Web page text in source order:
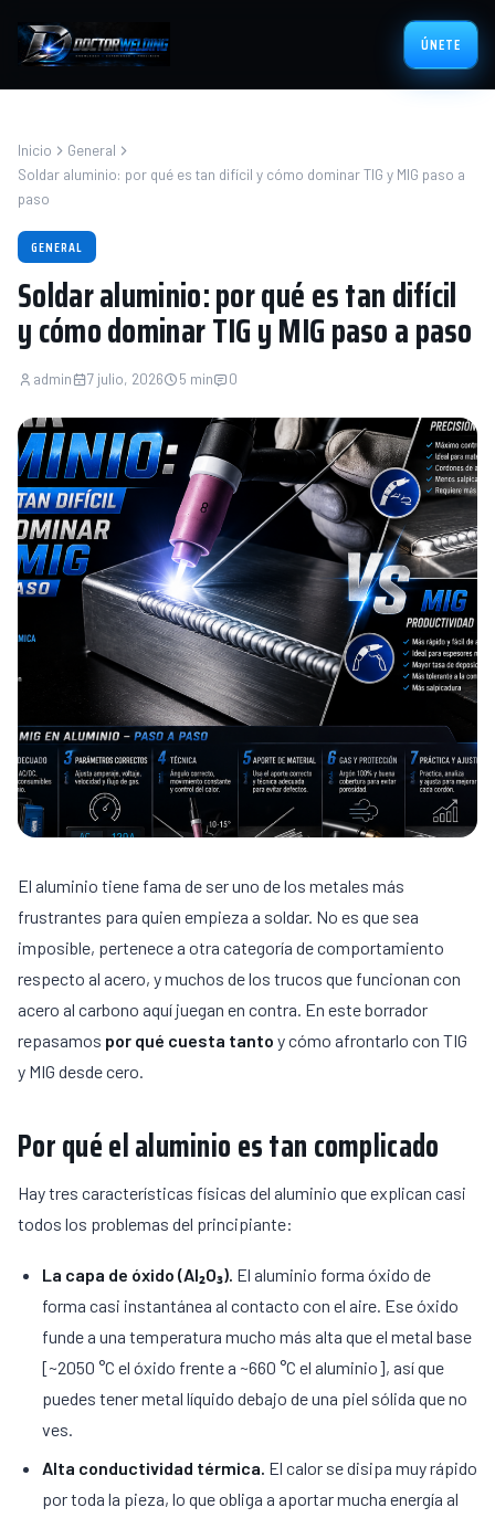
ÚNETE
Inicio
General
Soldar aluminio: por qué es tan difícil y cómo dominar TIG y MIG paso a
paso
GENERAL
Soldar aluminio: por qué es tan difícil
y cómo dominar TIG y MIG paso a paso
admin 7 julio, 2026 5 min 0
El aluminio tiene fama de ser uno de los metales más
frustrantes para quien empieza a soldar. No es que sea
imposible, pertenece a otra categoría de comportamiento
respecto al acero, y muchos de los trucos que funcionan con
acero al carbono aquí juegan en contra. En este borrador
repasamos por qué cuesta tanto y cómo afrontarlo con TIG
y MIG desde cero.
Por qué el aluminio es tan complicado
Hay tres características físicas del aluminio que explican casi
todos los problemas del principiante:
La capa de óxido (Al₂O₃). El aluminio forma óxido de
forma casi instantánea al contacto con el aire. Ese óxido
funde a una temperatura mucho más alta que el metal base
[~2050 °C el óxido frente a ~660 °C el aluminio], así que
puedes tener metal líquido debajo de una piel sólida que no
ves.
Alta conductividad térmica. El calor se disipa muy rápido
por toda la pieza, lo que obliga a aportar mucha energía al